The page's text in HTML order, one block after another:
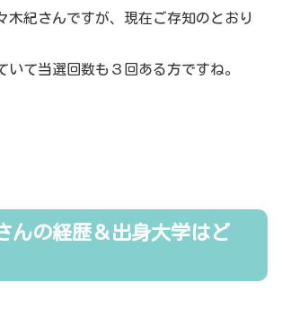
木紀さんですが、現在ご存知のとおり
いて当選回数も３回ある方ですね。
んの経歴＆出身大学はど